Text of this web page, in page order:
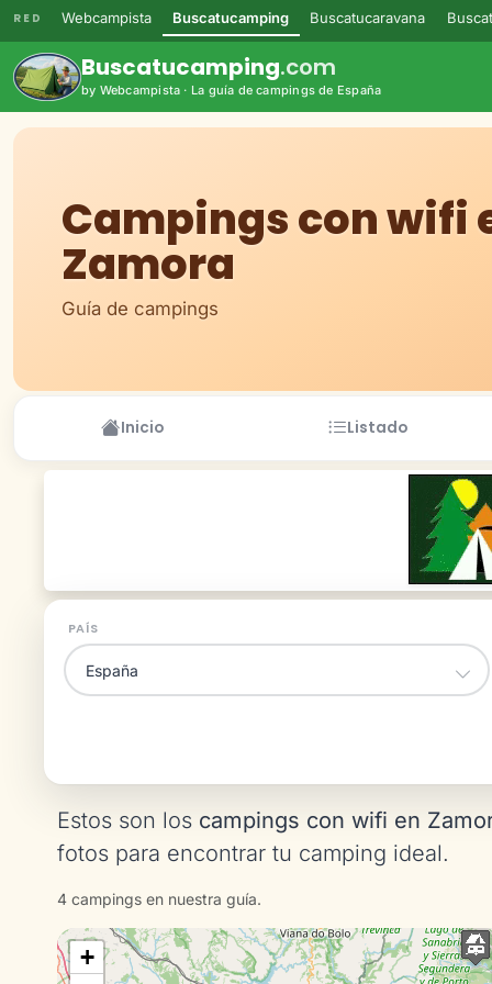
RED Webcampista Buscatucamping Buscatucaravana
Buscatucamping.com
by Webcampista · La guía de campings de España
Campings con wifi
Zamora
Guía de campings
Inicio Listado
PAÍS
Estos son los campings con wifi en
fotos para encontrar tu camping ideal.
4 campings en nuestra guía.
+